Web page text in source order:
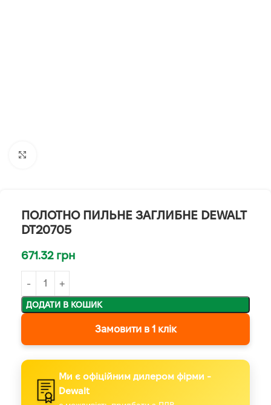
ПОЛОТНО ПИЛЬНЕ ЗАГЛИБНЕ DEWALT
DT20705
671.32 грн
ДОДАТИ В КОШИК
Замовити в 1 клік
Ми є офіційним дилером фірми -
Dewalt